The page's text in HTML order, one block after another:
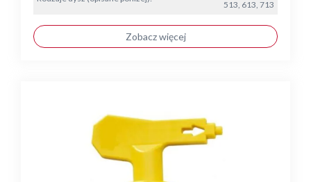
513, 613, 713
Zobacz więcej